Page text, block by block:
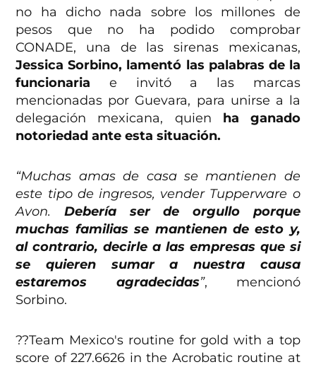
no ha dicho nada sobre los millones de
pesos que no ha podido comprobar
CONADE, una de las sirenas mexicanas,
Jessica Sorbino, lamentó las palabras de la
funcionaria e invitó a las marcas
mencionadas por Guevara, para unirse a la
delegación mexicana, quien ha ganado
notoriedad ante esta situación.
“Muchas amas de casa se mantienen de
este tipo de ingresos, vender Tupperware o
Avon.Debería ser de orgullo porque
muchas familias se mantienen de esto y,
al contrario, decirle a las empresas que si
se quieren sumar a nuestra causa
estaremos agradecidas”, mencionó
Sorbino.
??Team Mexico's routine for gold with a top
score of 227.6626 in the Acrobatic routine at